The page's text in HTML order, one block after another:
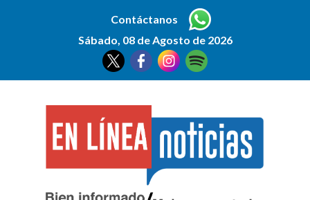
Contáctanos
Sábado, 08 de Agosto de 2026